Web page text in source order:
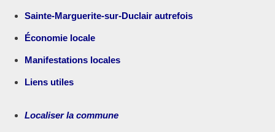
Sainte-Marguerite-sur-Duclair autrefois
Économie locale
Manifestations locales
Liens utiles
Localiser la commune